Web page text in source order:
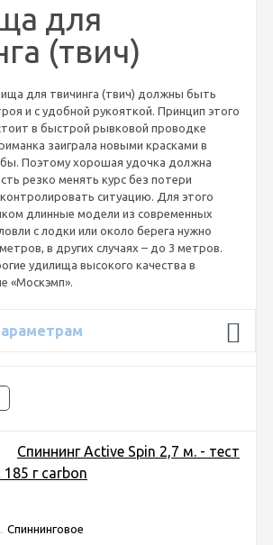
для
(твич)
для твичинга (твич) должны быть
и с удобной рукояткой. Принцип этого
в быстрой рывковой проводке
заиграла новыми красками в
Поэтому хорошая удочка должна
резко менять курс без потери
ситуацию. Для этого
длинные модели из современных
с лодки или около берега нужно
в других случаях – до 3 метров.
удилища высокого качества в
«Москэмп».
Спиннинг Active Spin 2,7 м. - тест
г carbon
Спиннинговое